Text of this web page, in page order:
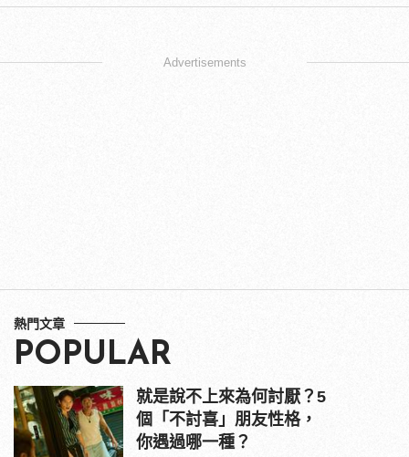
Advertisements
熱門文章
POPULAR
就是說不上來為何討厭？5
個「不討喜」朋友性格，
你遇過哪一種？